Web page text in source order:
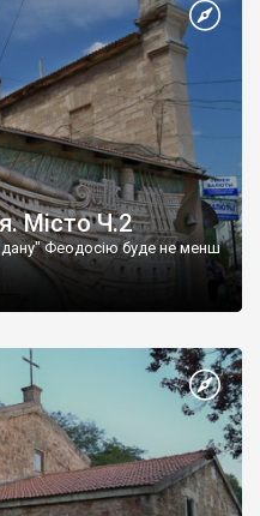
Місто Ч.2
дану" Феодосію буде не менш